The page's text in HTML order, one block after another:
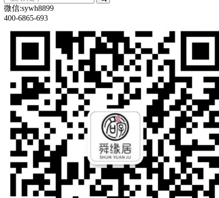
微信:sywh8899
400-6865-693